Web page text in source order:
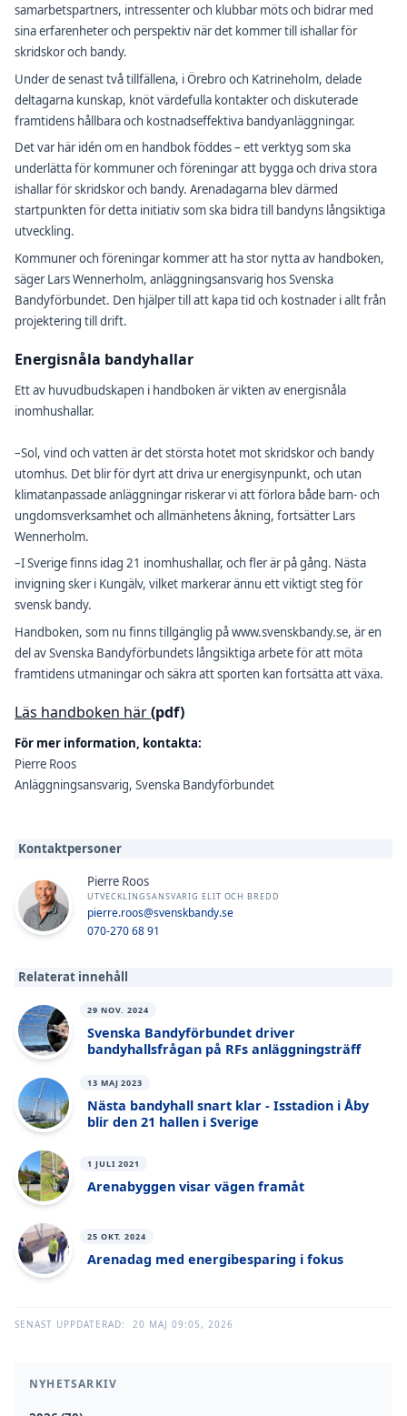
NYHETSARKIV
samarbetspartners, intressenter och klubbar möts och bidrar med
sina erfarenheter och perspektiv när det kommer till ishallar för
skridskor och bandy.
Under de senast två tillfällena, i Örebro och Katrineholm, delade
deltagarna kunskap, knöt värdefulla kontakter och diskuterade
framtidens hållbara och kostnadseffektiva bandyanläggningar.
Det var här idén om en handbok föddes – ett verktyg som ska
underlätta för kommuner och föreningar att bygga och driva stora
ishallar för skridskor och bandy. Arenadagarna blev därmed
startpunkten för detta initiativ som ska bidra till bandyns långsiktiga
utveckling.
Kommuner och föreningar kommer att ha stor nytta av handboken,
säger Lars Wennerholm, anläggningsansvarig hos Svenska
Bandyförbundet. Den hjälper till att kapa tid och kostnader i allt från
projektering till drift.
Energisnåla bandyhallar
Ett av huvudbudskapen i handboken är vikten av energisnåla
inomhushallar.
–Sol, vind och vatten är det största hotet mot skridskor och bandy
utomhus. Det blir för dyrt att driva ur energisynpunkt, och utan
klimatanpassade anläggningar riskerar vi att förlora både barn- och
ungdomsverksamhet och allmänhetens åkning, fortsätter Lars
Wennerholm.
–I Sverige finns idag 21 inomhushallar, och fler är på gång. Nästa
invigning sker i Kungälv, vilket markerar ännu ett viktigt steg för
svensk bandy.
Handboken, som nu finns tillgänglig på www.svenskbandy.se, är en
del av Svenska Bandyförbundets långsiktiga arbete för att möta
framtidens utmaningar och säkra att sporten kan fortsätta att växa.
Läs handboken här(pdf)
För mer information, kontakta:
Pierre Roos
Anläggningsansvarig, Svenska Bandyförbundet
Kontaktpersoner
Pierre Roos
UTVECKLINGSANSVARIG ELIT OCH BREDD
pierre.roos@svenskbandy.se
070-270 68 91
Relaterat innehåll
29 NOV. 2024
Svenska Bandyförbundet driver
bandyhallsfrågan på RFs anläggningsträff
13 MAJ 2023
Nästa bandyhall snart klar - Isstadion i Åby
blir den 21 hallen i Sverige
1 JULI 2021
Arenabyggen visar vägen framåt
25 OKT. 2024
Arenadag med energibesparing i fokus
SENAST UPPDATERAD: 20 MAJ 09:05, 2026